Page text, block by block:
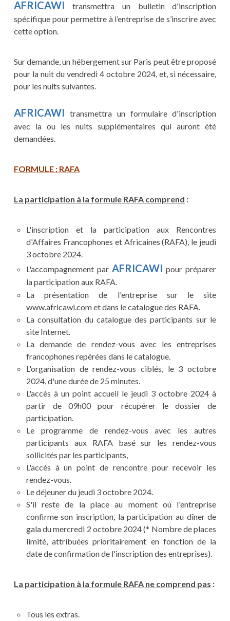
AFRICAWItransmettra un bulletin d'inscription
spécifique pour permettre à l’entreprise de s’inscrire avec
cette option.
Sur demande, un hébergement sur Paris peut être proposé
pour la nuit du vendredi 4 octobre 2024, et, si nécessaire,
pour les nuits suivantes.
AFRICAWItransmettra un formulaire d'inscription
avec la ou les nuits supplémentaires qui auront été
demandées.
FORMULE : RAFA
La participation à la formule RAFA comprend :
L'inscription et la participation aux Rencontres
d'Affaires Francophones et Africaines (RAFA), le jeudi
3 octobre 2024.
L'accompagnement par AFRICAWIpour préparer
la participation aux RAFA.
La présentation de l'entreprise sur le site
www.africawi.com et dans le catalogue des RAFA.
La consultation du catalogue des participants sur le
site Internet.
La demande de rendez-vous avec les entreprises
francophones repérées dans le catalogue.
L'organisation de rendez-vous ciblés, le 3 octobre
2024, d'une durée de 25 minutes.
L'accès à un point accueil le jeudi 3 octobre 2024 à
partir de 09h00 pour récupérer le dossier de
participation.
Le programme de rendez-vous avec les autres
participants aux RAFA basé sur les rendez-vous
sollicités par les participants,
L'accès à un point de rencontre pour recevoir les
rendez-vous.
Le déjeuner du jeudi 3 octobre 2024.
S'il reste de la place au moment où l'entreprise
confirme son inscription, la participation au dîner de
gala du mercredi 2 octobre 2024 (* Nombre de places
limité, attribuées prioritairement en fonction de la
date de confirmation de l'inscription des entreprises).
La participation à la formule RAFA ne comprend pas :
Tous les extras.